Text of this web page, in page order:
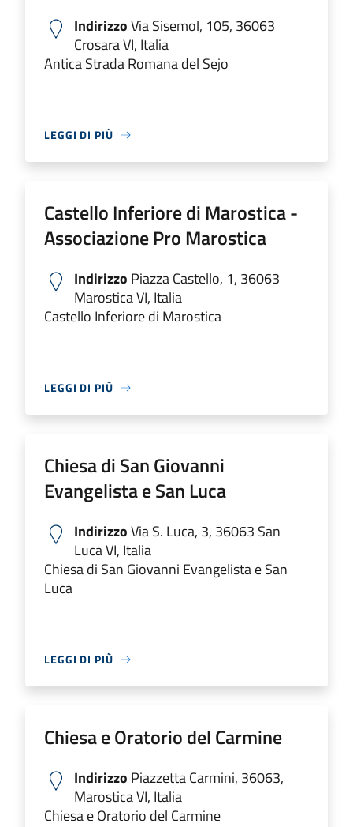
IndirizzoVia Sisemol, 105, 36063
Crosara VI, Italia
Antica Strada Romana del Sejo
LEGGI DI PIÙ
Castello Inferiore di Marostica -
Associazione Pro Marostica
Indirizzo Piazza Castello, 1, 36063
Marostica VI, Italia
Castello Inferiore di Marostica
LEGGI DI PIÙ
Chiesa di San Giovanni
Evangelista e San Luca
IndirizzoVia S. Luca, 3, 36063 San
Luca VI, Italia
Chiesa di San Giovanni Evangelista e San
Luca
LEGGI DI PIÙ
Chiesa e Oratorio del Carmine
Indirizzo Piazzetta Carmini, 36063,
Marostica VI, Italia
Chiesa e Oratorio del Carmine